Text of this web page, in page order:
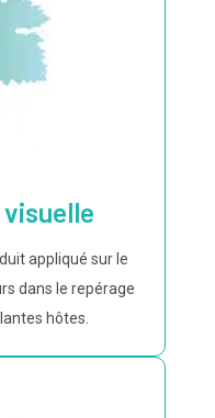
appliqué sur le
dans le repérage
hôtes.